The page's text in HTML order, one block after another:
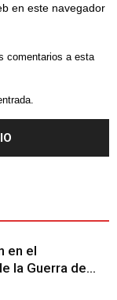
en este navegador
comentarios a esta
en el
la Guerra de...